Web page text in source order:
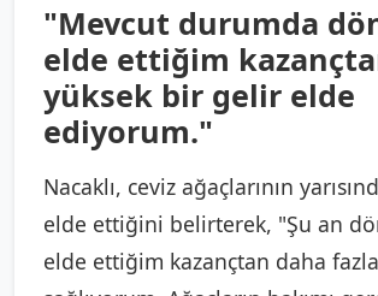
"Mevcut durumda
elde ettiğim
yüksek bir gelir elde
ediyorum."
Nacaklı, ceviz ağaçlarının
elde ettiğini belirterek, "Şu an
elde ettiğim kazançtan daha